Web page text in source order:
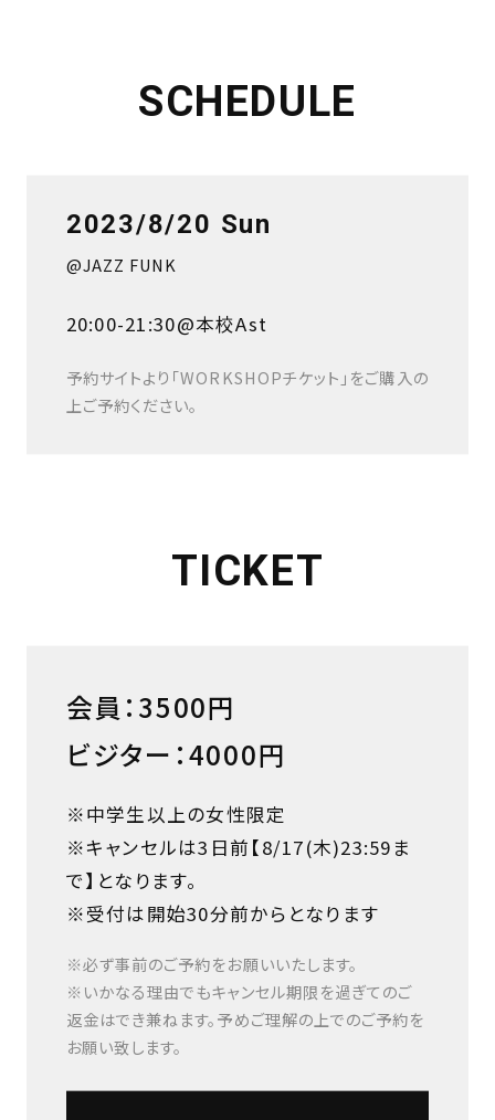
SCHEDULE
2023/8/20 Sun
@JAZZ FUNK
20:00-21:30@本校Ast
予約サイトより「WORKSHOPチケット」をご購入の
上ご予約ください。
TICKET
会員：3500円
ビジター：4000円
※中学生以上の女性限定
※キャンセルは3日前【8/17(木)23:59ま
で】となります。
※受付は開始30分前からとなります
※必ず事前のご予約をお願いいたします。
※いかなる理由でもキャンセル期限を過ぎてのご
返金はでき兼ねます。予めご理解の上でのご予約を
お願い致します。